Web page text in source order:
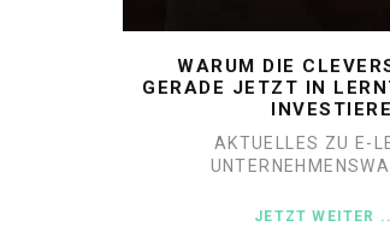
WARUM DIE
GERADE JETZT IN
AKTUELLES ZU E-
JETZT WEITER